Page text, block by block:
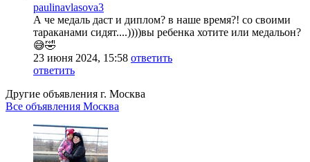
paulinavlasova3
А че медаль даст и диплом? в наше время?! со своими
тараканами сидят....))))вы ребенка хотите или медальон?
😅🤣
23 июня 2024, 15:58 ответить
ответить
Другие объявления г. Москва
Все объявления Москва